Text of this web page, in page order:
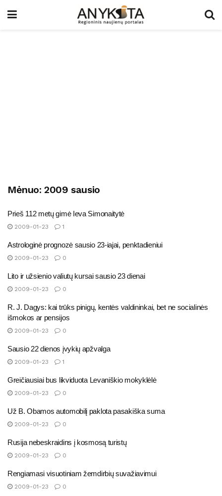
Mėnuo:2009 sausio
Prieš 112 metų gimė Ieva Simonaitytė
2009-01-23 1
Astrologinė prognozė sausio 23-iajai, penktadieniui
2009-01-23 0
Lito ir užsienio valiutų kursai sausio 23 dienai
2009-01-23 0
R. J. Dagys: kai trūks pinigų, kentės valdininkai, bet ne socialinės
išmokos ar pensijos
2009-01-23 0
Sausio 22 dienos įvykių apžvalga
2009-01-23 1
Greičiausiai bus likviduota Levaniškio mokyklėlė
2009-01-23 0
Už B. Obamos automobilį paklota pasakiška suma
2009-01-23 0
Rusija nebeskraidins į kosmosą turistų
2009-01-23 0
Rengiamasi visuotiniam žemdirbių suvažiavimui
2009-01-23 0